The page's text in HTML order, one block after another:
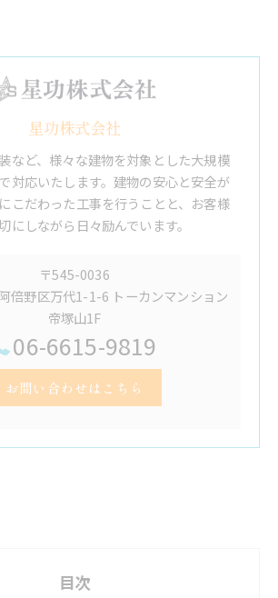
星功株式会社
など、様々な建物を対象とした大規模
対応いたします。建物の安心と安全が
こだわった工事を行うことと、お客様
にしながら日々励んでいます。
〒545-0036
倍野区万代1-1-6 トーカンマンション
帝塚山1F
06-6615-9819
お問い合わせはこちら
目次